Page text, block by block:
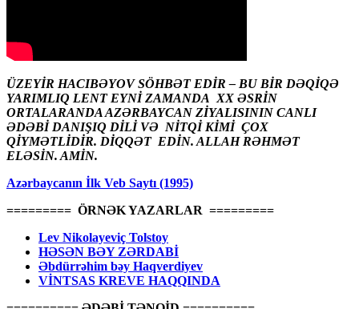
ÜZEYİR HACIBƏYOV SÖHBƏT EDİR – BU BİR DƏQİQƏ
YARIMLIQ LENT EYNİ ZAMANDA XX ƏSRİN
ORTALARANDA AZƏRBAYCAN ZİYALISININ CANLI
ƏDƏBİ DANIŞIQ DİLİ VƏ NİTQİ KİMİ ÇOX
QİYMƏTLİDİR. DİQQƏT EDİN. ALLAH RƏHMƏT
ELƏSİN. AMİN.
Azərbaycanın İlk Veb Saytı (1995)
========= ÖRNƏK YAZARLAR =========
Lev Nikolayeviç Tolstoy
HƏSƏN BƏY ZƏRDABİ
Əbdürrəhim bəy Haqverdiyev
VİNTSAS KREVE HAQQINDA